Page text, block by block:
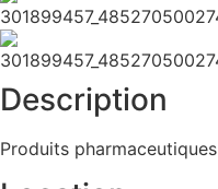
Description
Produits pharmaceutiques